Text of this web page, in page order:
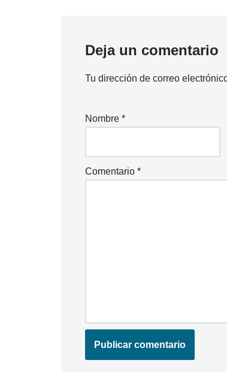
Deja un comentario
Tu dirección de correo
Nombre *
Comentario *